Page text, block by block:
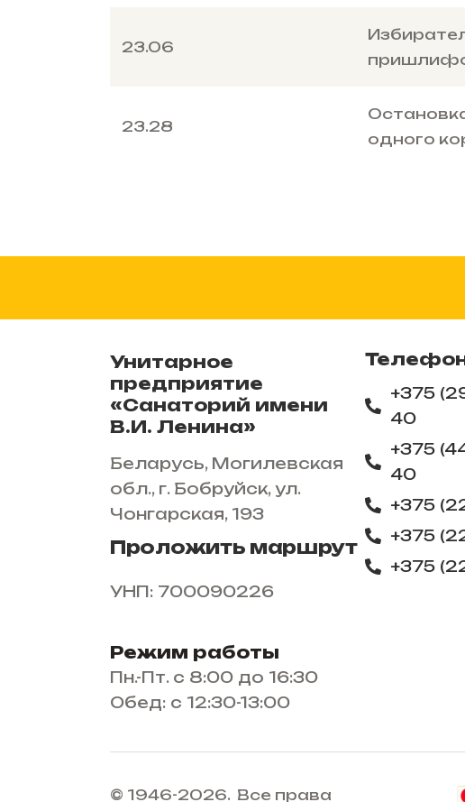
23.06
23.28
одного
Унитарное
предприятие
«Санаторий имени
В.И. Ленина»
Беларусь, Могилевская
обл., г. Бобруйск, ул.
Чонгарская, 193
Проложить маршрут
УНП: 700090226
Режим работы
Пн.-Пт. с 8:00 до 16:30
Обед: с 12:30-13:00
+375
40
+375
40
+375
+375
+375
© 1946-2026. Все права